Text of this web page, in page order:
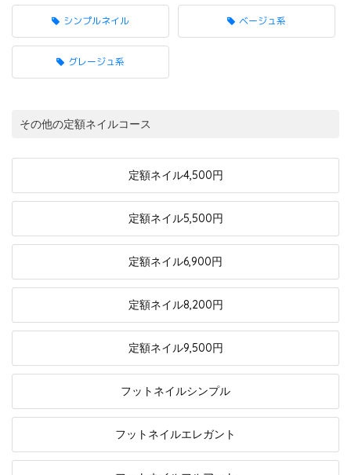
シンプルネイル ベージュ系
グレージュ系
その他の定額ネイルコース
定額ネイル4,500円
定額ネイル5,500円
定額ネイル6,900円
定額ネイル8,200円
定額ネイル9,500円
フットネイルシンプル
フットネイルエレガント